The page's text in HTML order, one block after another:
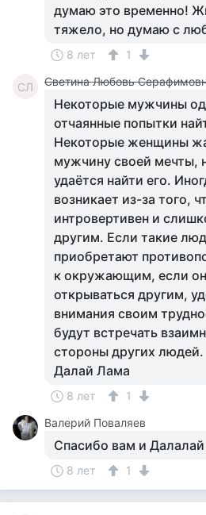
думаю это временно!
тяжело, но думаю с
8 лет 1
СЛ Светина Любовь
Некоторые мужчины
отчаянные попытки
Некоторые женщины
мужчину своей мечты,
удаётся найти его.
возникает из-за того,
интровертивен и
другим. Если такие
приобретают
к окружающим, если
открываться другим,
внимания своим
будут встречать
стороны других людей.
Далай Лама
8 лет
1
Валерий Поваляев
Спасибо вам и
8 лет 1